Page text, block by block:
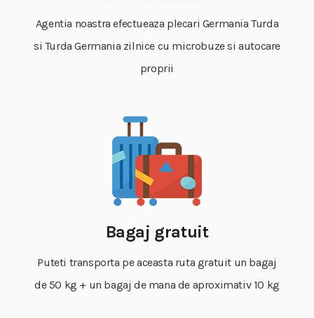
Agentia noastra efectueaza plecari Germania Turda
si Turda Germania zilnice cu microbuze si autocare
proprii
Bagaj gratuit
Puteti transporta pe aceasta ruta gratuit un bagaj
de 50 kg + un bagaj de mana de aproximativ 10 kg